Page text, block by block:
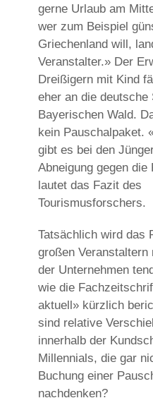
gerne Urlaub am
wer zum Beispiel
Griechenland will,
Veranstalter.» Der
Dreißigern mit Kind
eher an die deutsche
Bayerischen Wald.
kein Pauschalpaket.
gibt es bei den
Abneigung gegen die
lautet das Fazit des
Tourismusforschers.
Tatsächlich wird das
großen Veranstaltern
der Unternehmen
wie die
aktuell» kürzlich
sind relative
innerhalb der
Millennials, die gar
Buchung einer
nachdenken?